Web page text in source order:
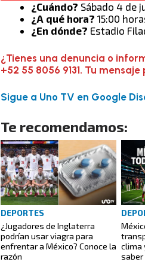
¿Cuándo? Sábado 4 de
¿A qué hora? 15:00
¿En dónde? Estadio
¿Tienes una denuncia o
+52 55 8056 9131. Tu
Sigue a Uno TV en Google
Te recomendamos:
DEPORTES
¿Jugadores de Inglaterra
podrían usar viagra para
enfrentar a México? Conoce la
razón
clima
saber